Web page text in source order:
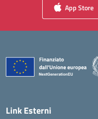
App Store
Link Esterni